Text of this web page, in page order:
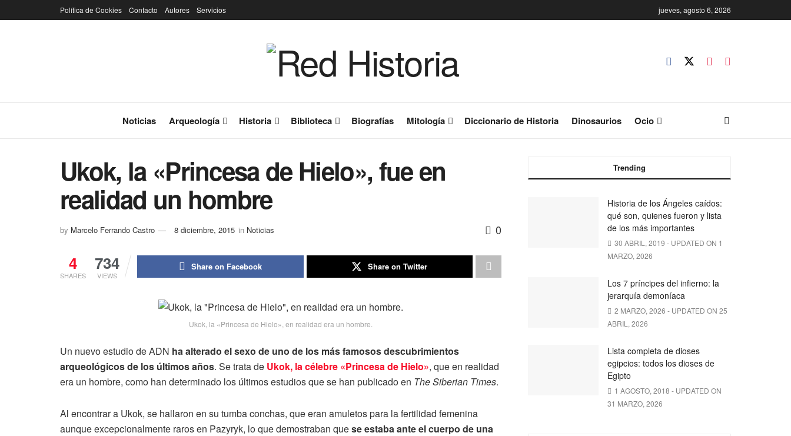
Política de Cookies Contacto Autores Servicios jueves, agosto 6, 2026
Noticias Arqueología Historia Biblioteca Biografías Mitología Diccionario de Historia Dinosaurios Ocio
Ukok, la «Princesa de Hielo», fue en
realidad un hombre
by Marcelo Ferrando Castro 8 diciembre, 2015 in Noticias 0
4
SHARES
734
VIEWS
Share on Facebook Share on Twitter
Ukok, la «Princesa de Hielo», en realidad era un hombre.
Un nuevo estudio de ADN ha alterado el sexo de uno de los más famosos descubrimientos
arqueológicos de los últimos años. Se trata de Ukok, la célebre «Princesa de Hielo», que en realidad
era un hombre, como han determinado los últimos estudios que se han publicado en The Siberian Times.
Al encontrar a Ukok, se hallaron en su tumba conchas, que eran amuletos para la fertilidad femenina
aunque excepcionalmente raros en Pazyryk, lo que demostraban quese estaba ante el cuerpo de una
Trending
Historia de los Ángeles caídos:
qué son, quienes fueron y lista
de los más importantes
30 ABRIL, 2019 - UPDATED ON 1
MARZO, 2026
Los 7 príncipes del infierno: la
jerarquía demoníaca
2 MARZO, 2026 - UPDATED ON 25
ABRIL, 2026
Lista completa de dioses
egipcios: todos los dioses de
Egipto
1 AGOSTO, 2018 - UPDATED ON
31 MARZO, 2026